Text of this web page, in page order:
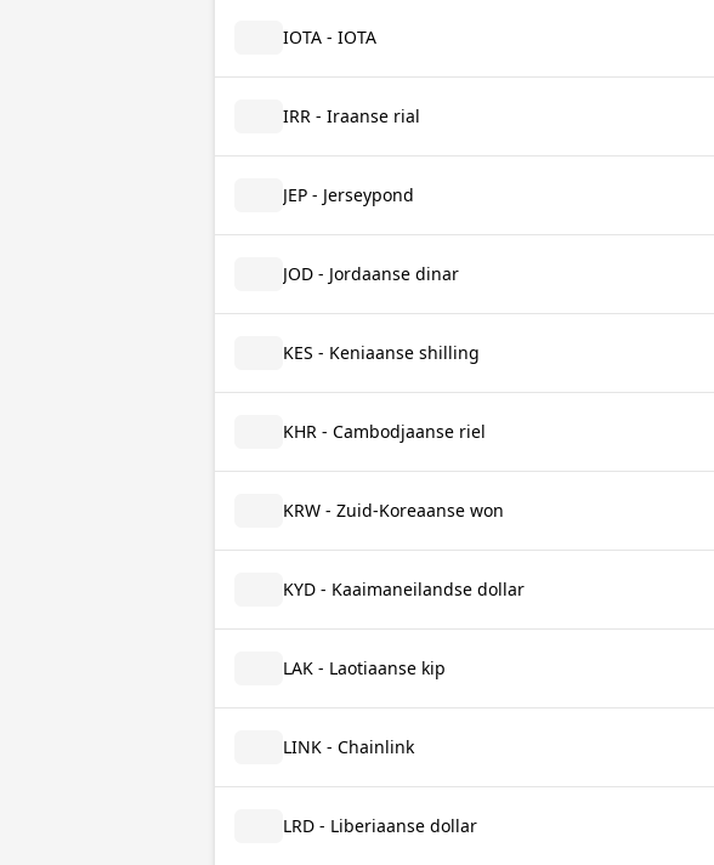
IOTA - IOTA
IRR - Iraanse rial
JEP - Jerseypond
JOD - Jordaanse dinar
KES - Keniaanse shilling
KHR - Cambodjaanse riel
KRW - Zuid-Koreaanse won
KYD - Kaaimaneilandse dollar
LAK - Laotiaanse kip
LINK - Chainlink
LRD - Liberiaanse dollar